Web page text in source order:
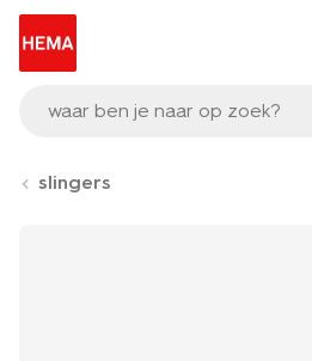
waar ben je naar op zoek?
slingers